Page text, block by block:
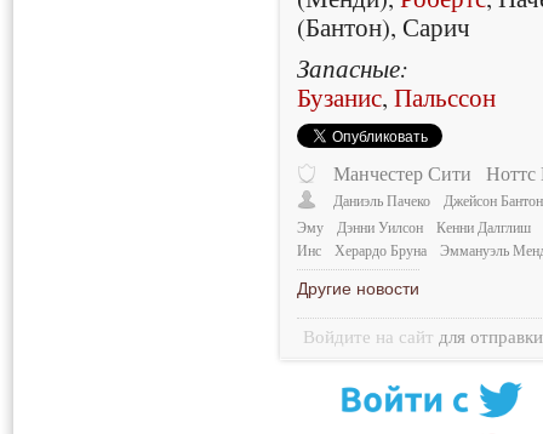
(Бантон), Сарич
Запасные:
Бузанис,Пальссон
Манчестер Сити Ноттс
Даниэль Пачеко
Джейсон Бантон
Эму
Дэнни Уилсон
Кенни Далглиш
Инс
Херардо Бруна Эммануэль
Другие новости
Войдите на сайт для